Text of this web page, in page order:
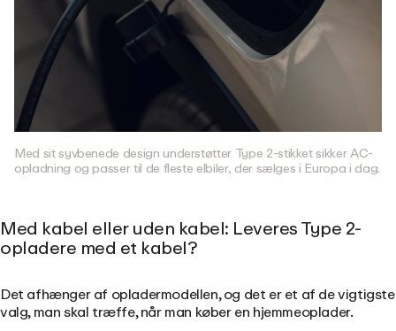
Med sit syvbenede design understøtter Type 2-stikket sikker AC-
opladning og passer til de fleste elbiler, der sælges i Europa i dag.
Med kabel eller uden kabel: Leveres Type 2-
opladere med et kabel?
Det afhænger af opladermodellen, og det er et af de vigtigste
valg, man skal træffe, når man køber en hjemmeoplader.